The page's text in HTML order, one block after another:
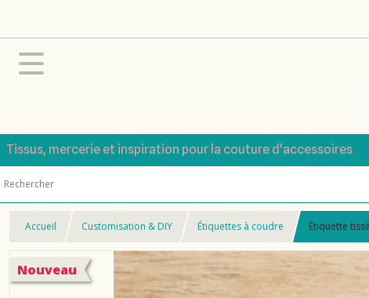
Tissus, mercerie et inspiration pour la couture d'accessoires
Accueil Customisation & DIY Étiquettes à coudre Étiquette
Nouveau